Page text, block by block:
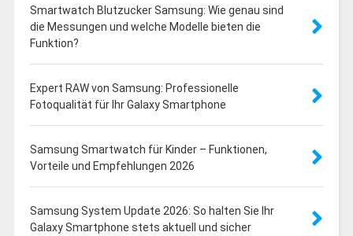
Smartwatch Blutzucker Samsung: Wie genau sind
die Messungen und welche Modelle bieten die
Funktion?
Expert RAW von Samsung: Professionelle
Fotoqualität für Ihr Galaxy Smartphone
Samsung Smartwatch für Kinder – Funktionen,
Vorteile und Empfehlungen 2026
Samsung System Update 2026: So halten Sie Ihr
Galaxy Smartphone stets aktuell und sicher